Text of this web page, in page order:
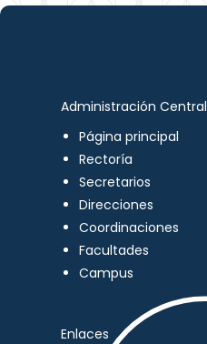
Administración Central
Página principal
Rectoría
Secretarios
Direcciones
Coordinaciones
Facultades
Campus
Enlaces